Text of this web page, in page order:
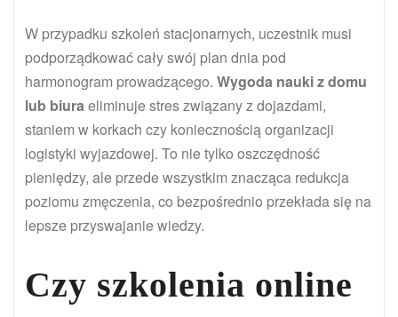
W przypadku szkoleń stacjonarnych, uczestnik musi
podporządkować cały swój plan dnia pod
harmonogram prowadzącego. Wygoda nauki z domu
lub biuraeliminuje stres związany z dojazdami,
staniem w korkach czy koniecznością organizacji
logistyki wyjazdowej. To nie tylko oszczędność
pieniędzy, ale przede wszystkim znacząca redukcja
poziomu zmęczenia, co bezpośrednio przekłada się na
lepsze przyswajanie wiedzy.
Czy szkolenia online